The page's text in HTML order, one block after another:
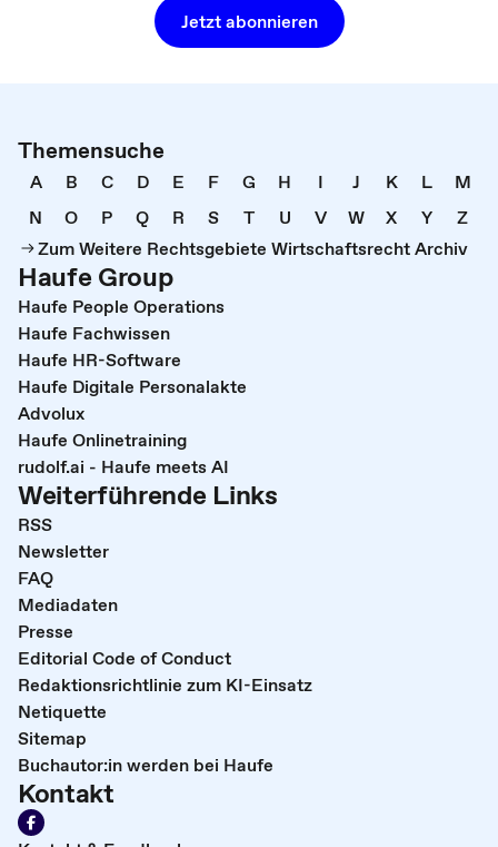
Jetzt abonnieren
Themensuche
A B C D E F G H I J K L
M
N
O P Q R S T U V W X Y
Z
Zum Weitere Rechtsgebiete Wirtschaftsrecht Archiv
Haufe Group
Haufe People Operations
Haufe Fachwissen
Haufe HR-Software
Haufe Digitale Personalakte
Advolux
Haufe Onlinetraining
rudolf.ai - Haufe meets AI
Weiterführende Links
RSS
Newsletter
FAQ
Mediadaten
Presse
Editorial Code of Conduct
Redaktionsrichtlinie zum KI-Einsatz
Netiquette
Sitemap
Buchautor:in werden bei Haufe
Kontakt